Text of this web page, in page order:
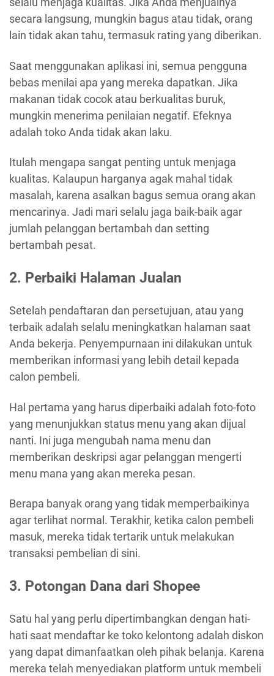
secara langsung, mungkin bagus atau tidak, orang
lain tidak akan tahu, termasuk rating yang diberikan.
Saat menggunakan aplikasi ini, semua pengguna
bebas menilai apa yang mereka dapatkan. Jika
makanan tidak cocok atau berkualitas buruk,
mungkin menerima penilaian negatif. Efeknya
adalah toko Anda tidak akan laku.
Itulah mengapa sangat penting untuk menjaga
kualitas. Kalaupun harganya agak mahal tidak
masalah, karena asalkan bagus semua orang akan
mencarinya. Jadi mari selalu jaga baik-baik agar
jumlah pelanggan bertambah dan setting
bertambah pesat.
2. Perbaiki Halaman Jualan
Setelah pendaftaran dan persetujuan, atau yang
terbaik adalah selalu meningkatkan halaman saat
Anda bekerja. Penyempurnaan ini dilakukan untuk
memberikan informasi yang lebih detail kepada
calon pembeli.
Hal pertama yang harus diperbaiki adalah foto-foto
yang menunjukkan status menu yang akan dijual
nanti. Ini juga mengubah nama menu dan
memberikan deskripsi agar pelanggan mengerti
menu mana yang akan mereka pesan.
Berapa banyak orang yang tidak memperbaikinya
agar terlihat normal. Terakhir, ketika calon pembeli
masuk, mereka tidak tertarik untuk melakukan
transaksi pembelian di sini.
3. Potongan Dana dari Shopee
Satu hal yang perlu dipertimbangkan dengan hati-
hati saat mendaftar ke toko kelontong adalah diskon
yang dapat dimanfaatkan oleh pihak belanja. Karena
mereka telah menyediakan platform untuk membeli